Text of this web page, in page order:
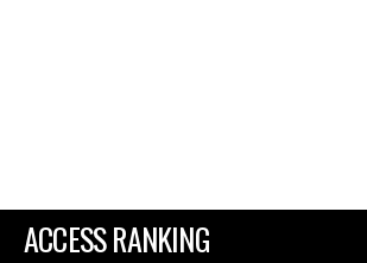
ACCESS RANKING